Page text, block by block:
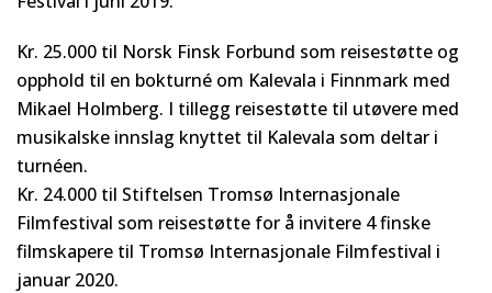
Kr. 25.000 til Norsk Finsk Forbund som reisestøtte og
opphold til en bokturné om Kalevala i Finnmark med
Mikael Holmberg. I tillegg reisestøtte til utøvere med
musikalske innslag knyttet til Kalevala som deltar i
turnéen.
Kr. 24.000 til Stiftelsen Tromsø Internasjonale
Filmfestival som reisestøtte for å invitere 4 finske
filmskapere til Tromsø Internasjonale Filmfestival i
januar 2020.